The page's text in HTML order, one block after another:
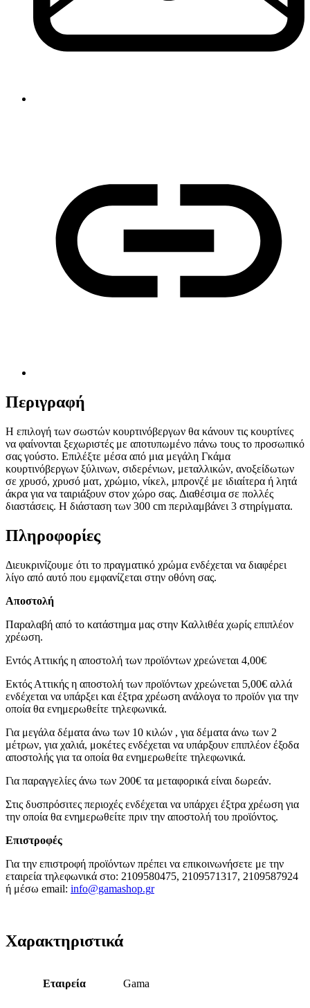
Περιγραφή
Η επιλογή των σωστών κουρτινόβεργων θα κάνουν τις κουρτίνες
να φαίνονται ξεχωριστές με αποτυπωμένο πάνω τους το προσωπικό
σας γούστο. Επιλέξτε μέσα από μια μεγάλη Γκάμα
κουρτινόβεργων ξύλινων, σιδερένιων, μεταλλικών, ανοξείδωτων
σε χρυσό, χρυσό ματ, χρώμιο, νίκελ, μπρονζέ με ιδιαίτερα ή λητά
άκρα για να ταιριάξουν στον χώρο σας. Διαθέσιμα σε πολλές
διαστάσεις. Η διάσταση των 300 cm περιλαμβάνει 3 στηρίγματα.
Πληροφορίες
Διευκρινίζουμε ότι το πραγματικό χρώμα ενδέχεται να διαφέρει
λίγο από αυτό που εμφανίζεται στην οθόνη σας.
Αποστολή
Παραλαβή από το κατάστημα μας στην Καλλιθέα χωρίς επιπλέον
χρέωση.
Εντός Αττικής η αποστολή των προϊόντων χρεώνεται 4,00€
Εκτός Αττικής η αποστολή των προϊόντων χρεώνεται 5,00€ αλλά
ενδέχεται να υπάρξει και έξτρα χρέωση ανάλογα το προϊόν για την
οποία θα ενημερωθείτε τηλεφωνικά.
Για μεγάλα δέματα άνω των 10 κιλών , για δέματα άνω των 2
μέτρων, για χαλιά, μοκέτες ενδέχεται να υπάρξουν επιπλέον έξοδα
αποστολής για τα οποία θα ενημερωθείτε τηλεφωνικά.
Για παραγγελίες άνω των 200€ τα μεταφορικά είναι δωρεάν.
Στις δυσπρόσιτες περιοχές ενδέχεται να υπάρχει έξτρα χρέωση για
την οποία θα ενημερωθείτε πριν την αποστολή του προϊόντος.
Επιστροφές
Για την επιστροφή προϊόντων πρέπει να επικοινωνήσετε με την
εταιρεία τηλεφωνικά στο: 2109580475, 2109571317, 2109587924
ή μέσω email: info@gamashop.gr
Χαρακτηριστικά
Εταιρεία Gama